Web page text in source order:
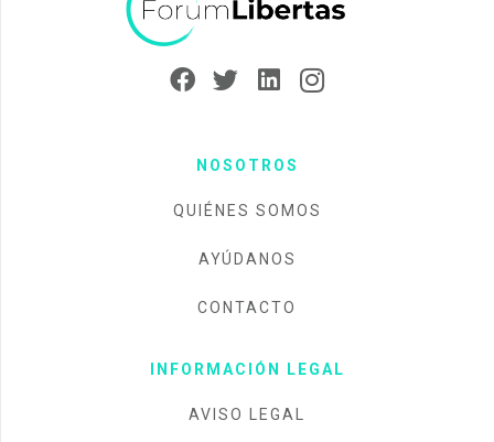
NOSOTROS
QUIÉNES SOMOS
AYÚDANOS
CONTACTO
INFORMACIÓN LEGAL
AVISO LEGAL